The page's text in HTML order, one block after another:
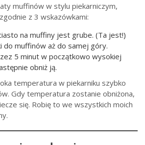
muffinów w stylu piekarniczym,
z 3 wskazówkami:
na muffiny jest grube. (Ta jest!)
do muffinów aż do samej góry.
5 minut w początkowo wysokiej
obniż ją.
temperatura w piekarniku szybko
Gdy temperatura zostanie obniżona,
się. Robię to we wszystkich moich